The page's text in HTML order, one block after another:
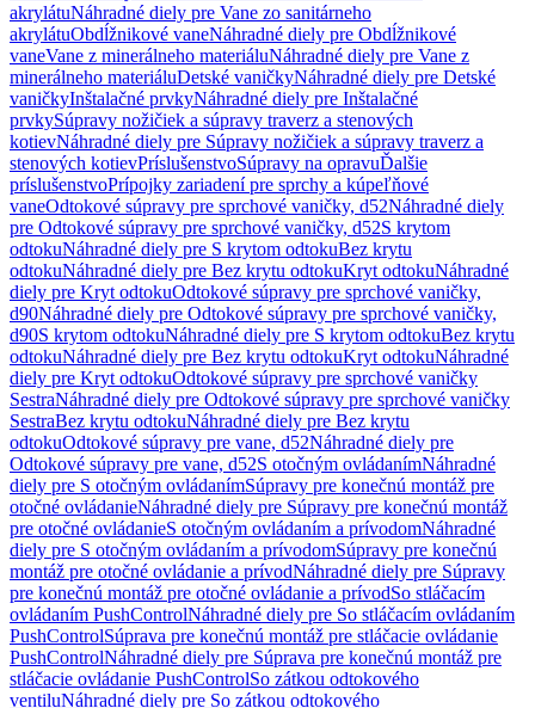
akrylátuNáhradné diely pre Vane zo sanitárneho
akrylátuObdĺžnikové vaneNáhradné diely pre Obdĺžnikové
vaneVane z minerálneho materiáluNáhradné diely pre Vane z
minerálneho materiáluDetské vaničkyNáhradné diely pre Detské
vaničkyInštalačné prvkyNáhradné diely pre Inštalačné
prvkySúpravy nožičiek a súpravy traverz a stenových
kotievNáhradné diely pre Súpravy nožičiek a súpravy traverz a
stenových kotievPríslušenstvoSúpravy na opravuĎalšie
príslušenstvoPrípojky zariadení pre sprchy a kúpeľňové
vaneOdtokové súpravy pre sprchové vaničky, d52Náhradné diely
pre Odtokové súpravy pre sprchové vaničky, d52S krytom
odtokuNáhradné diely pre S krytom odtokuBez krytu
odtokuNáhradné diely pre Bez krytu odtokuKryt odtokuNáhradné
diely pre Kryt odtokuOdtokové súpravy pre sprchové vaničky,
d90Náhradné diely pre Odtokové súpravy pre sprchové vaničky,
d90S krytom odtokuNáhradné diely pre S krytom odtokuBez krytu
odtokuNáhradné diely pre Bez krytu odtokuKryt odtokuNáhradné
diely pre Kryt odtokuOdtokové súpravy pre sprchové vaničky
SestraNáhradné diely pre Odtokové súpravy pre sprchové vaničky
SestraBez krytu odtokuNáhradné diely pre Bez krytu
odtokuOdtokové súpravy pre vane, d52Náhradné diely pre
Odtokové súpravy pre vane, d52S otočným ovládanímNáhradné
diely pre S otočným ovládanímSúpravy pre konečnú montáž pre
otočné ovládanieNáhradné diely pre Súpravy pre konečnú montáž
pre otočné ovládanieS otočným ovládaním a prívodomNáhradné
diely pre S otočným ovládaním a prívodomSúpravy pre konečnú
montáž pre otočné ovládanie a prívodNáhradné diely pre Súpravy
pre konečnú montáž pre otočné ovládanie a prívodSo stláčacím
ovládaním PushControlNáhradné diely pre So stláčacím ovládaním
PushControlSúprava pre konečnú montáž pre stláčacie ovládanie
PushControlNáhradné diely pre Súprava pre konečnú montáž pre
stláčacie ovládanie PushControlSo zátkou odtokového
ventiluNáhradné diely pre So zátkou odtokového